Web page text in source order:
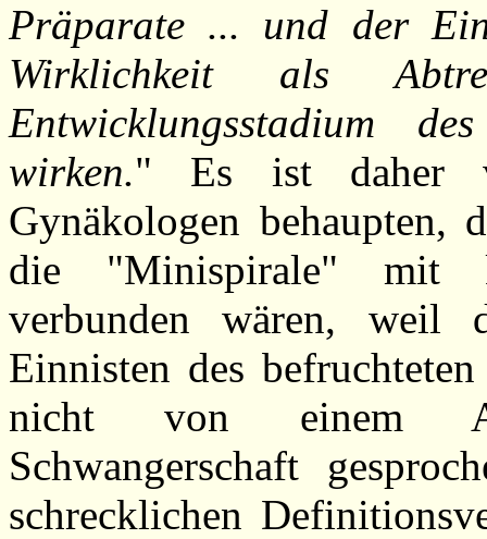
Präparate ... und der
Wirklichkeit als
Entwicklungsstadium
wirken." Es ist daher
Gynäkologen behaupten,
die "Minispirale" mit
verbunden wären,
Einnisten des
nicht von einem
Schwangerschaft
schrecklichen